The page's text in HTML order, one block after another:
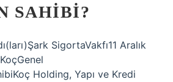
SAHIBI?
SigortaVakfı11 Aralık
Holding, Yapı ve Kredi